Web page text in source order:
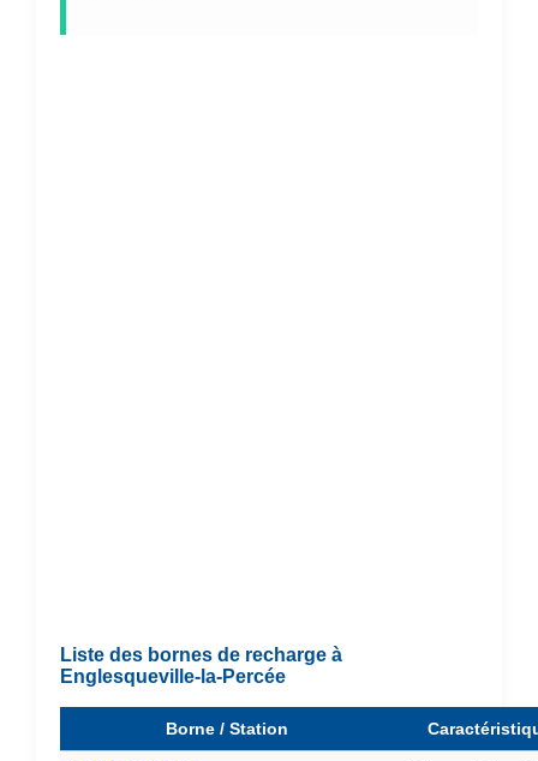
Liste des bornes de recharge à
Englesqueville-la-Percée
Borne / Station